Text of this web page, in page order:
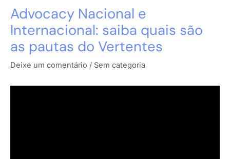
Advocacy Nacional e
Internacional: saiba quais são
as pautas do Vertentes
Deixe um comentário / Sem categoria